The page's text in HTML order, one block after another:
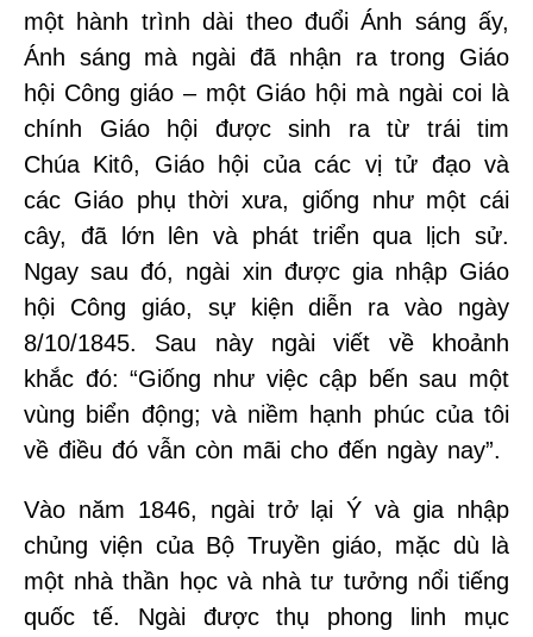
một hành trình dài theo đuổi Ánh sáng ấy,
Ánh sáng mà ngài đã nhận ra trong Giáo
hội Công giáo – một Giáo hội mà ngài coi là
chính Giáo hội được sinh ra từ trái tim
Chúa Kitô, Giáo hội của các vị tử đạo và
các Giáo phụ thời xưa, giống như một cái
cây, đã lớn lên và phát triển qua lịch sử.
Ngay sau đó, ngài xin được gia nhập Giáo
hội Công giáo, sự kiện diễn ra vào ngày
8/10/1845. Sau này ngài viết về khoảnh
khắc đó: “Giống như việc cập bến sau một
vùng biển động; và niềm hạnh phúc của tôi
về điều đó vẫn còn mãi cho đến ngày nay”.
Vào năm 1846, ngài trở lại Ý và gia nhập
chủng viện của Bộ Truyền giáo, mặc dù là
một nhà thần học và nhà tư tưởng nổi tiếng
quốc tế. Ngài được thụ phong linh mục